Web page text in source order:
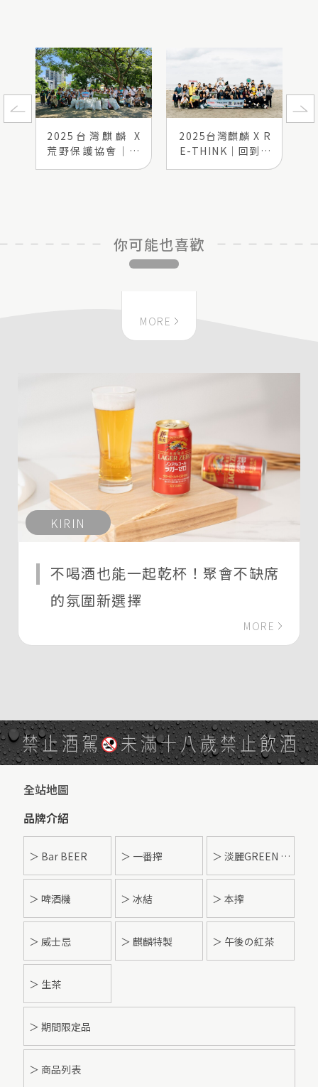
2025台灣麒麟 X
荒野保護協會｜守
2025台灣麒麟 X R
E-THINK｜回到北
你可能也喜歡
MORE
KIRIN
不喝酒也能一起乾杯！聚會不缺席
的氛圍新選擇
MORE
禁止酒駕 未滿十八歲禁止飲酒
全站地圖
品牌介紹
＞ Bar BEER ＞ 一番搾 ＞ 淡麗GREEN LABEL
＞ 啤酒機 ＞ 冰結 ＞ 本搾
＞ 威士忌 ＞ 麒麟特製 ＞ 午後の紅茶
＞ 生茶
＞ 期間限定品
＞ 商品列表